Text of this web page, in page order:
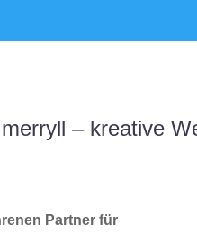
– kreative
Partner für